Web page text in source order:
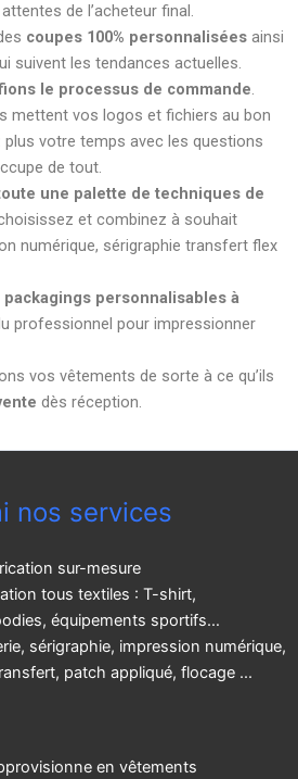
de l’acheteur final.
coupes 100% personnaliséesainsi
suivent les tendances actuelles.
le processus de commande.
mettent vos logos et fichiers au bon
votre temps avec les questions
de tout.
une palette de techniques de
et combinez à souhait
numérique, sérigraphie transfert flex
packagings personnalisables à
professionnel pour impressionner
vos vêtements de sorte à ce qu’ils
dès réception.
nos services
sur-mesure
tous textiles : T-shirt,
équipements sportifs…
sérigraphie, impression numérique,
patch appliqué, flocage ...
en vêtements